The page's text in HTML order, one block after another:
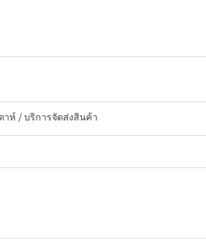
าห์ / บริการจัดส่งสินค้า